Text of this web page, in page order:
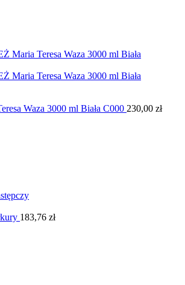
Waza 3000 ml Biała C000 230,00 zł
183,76 zł